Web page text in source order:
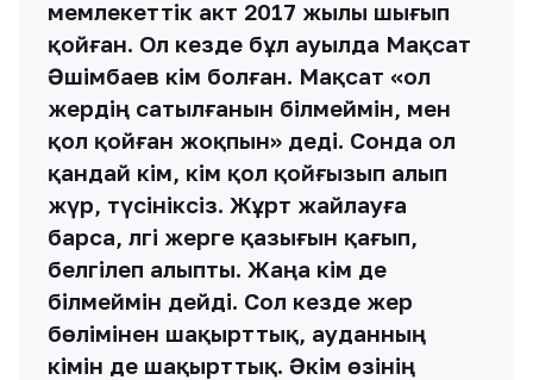
мемлекеттік акт 2017 жылы шығып
қойған. Ол кезде бұл ауылда Мақсат
Әшімбаев әкім болған. Мақсат «ол
жердің сатылғанын білмеймін, мен
қол қойған жоқпын» деді. Сонда ол
қандай әкім, кім қол қойғызып алып
жүр, түсініксіз. Жұрт жайлауға
барса, әлгі жерге қазығын қағып,
белгілеп алыпты. Жаңа әкім де
білмеймін дейді. Сол кезде жер
бөлімінен шақырттық, ауданның
әкімін де шақырттық. Әкім өзінің